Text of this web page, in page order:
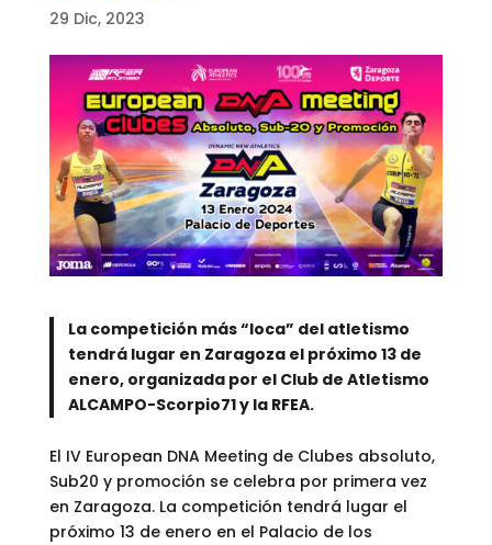
29 Dic, 2023
La competición más “loca” del atletismo
tendrá lugar en Zaragoza el próximo 13 de
enero, organizada por el Club de Atletismo
ALCAMPO-Scorpio71 y la RFEA.
El IV European DNA Meeting de Clubes absoluto,
Sub20 y promoción se celebra por primera vez
en Zaragoza. La competición tendrá lugar el
próximo 13 de enero en el Palacio de los